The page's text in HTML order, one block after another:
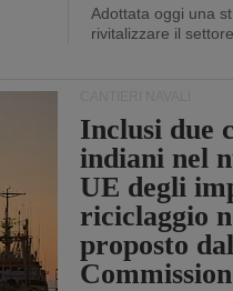
Adottata oggi una
rivitalizzare il settore
Inclusi due
indiani nel
UE degli
riciclaggio
proposto